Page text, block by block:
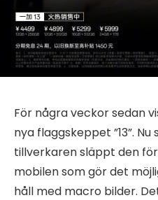
För några veckor sedan
nya flaggskeppet ”13”.
tillverkaren släppt den
mobilen som gör det
håll med macro bilder.